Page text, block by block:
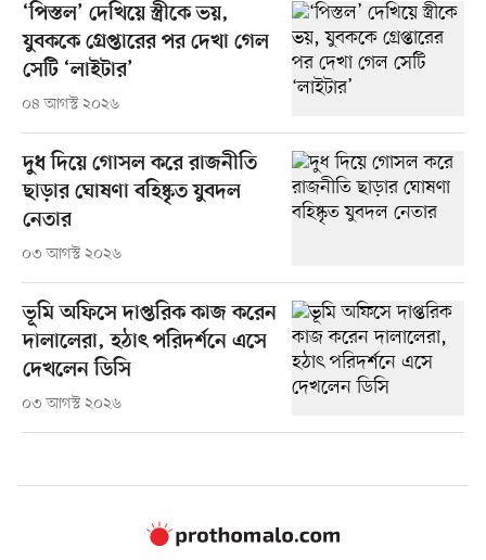
‘পিস্তল’ দেখিয়ে স্ত্রীকে ভয়,
যুবককে গ্রেপ্তারের পর দেখা গেল
সেটি ‘লাইটার’
০৪ আগস্ট ২০২৬
দুধ দিয়ে গোসল করে রাজনীতি
ছাড়ার ঘোষণা বহিষ্কৃত যুবদল
নেতার
০৩ আগস্ট ২০২৬
ভূমি অফিসে দাপ্তরিক কাজ করেন
দালালেরা, হঠাৎ পরিদর্শনে এসে
দেখলেন ডিসি
০৩ আগস্ট ২০২৬